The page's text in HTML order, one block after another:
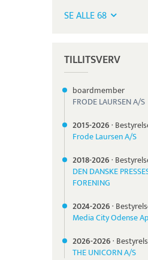
SE ALLE 68
TILLITSVERV
boardmember
FRODE LAURSEN A/S
2015-2026·
Frode Laursen A/S
2018-2026·
DEN DANSKE
FORENING
2024-2026·
Media City Odense
2026-2026·
THE UNICORN A/S